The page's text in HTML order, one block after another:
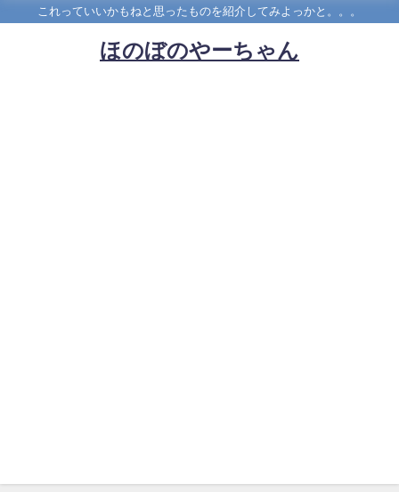
これっていいかもねと思ったものを紹介してみよっかと。。。
ほのぼのやーちゃん